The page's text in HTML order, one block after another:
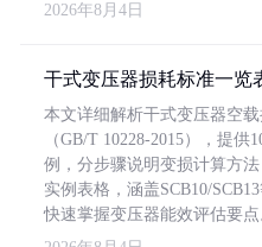
2026年8月4日
干式变压器损耗标准一览
本文详细解析干式变压器空
（GB/T 10228-2015），提
例，分步骤说明变损计算方
实例表格，涵盖SCB10/
快速掌握变压器能效评估要点